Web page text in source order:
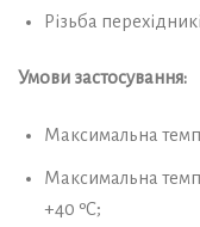
Різьба
Умови застосування:
Максимальна
Максимальна
+40 ºC;